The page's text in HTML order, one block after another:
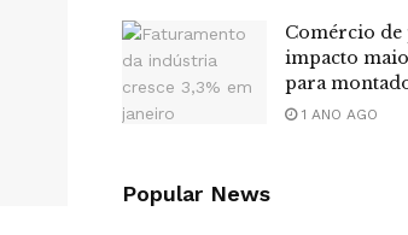
Comércio de
impacto
para
1 ANO AGO
Popular News